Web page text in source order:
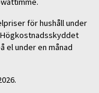
för hushåll under
el under en månad